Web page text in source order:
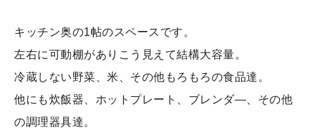
キッチン奥の1帖のスペースです。
左右に可動棚がありこう見えて結構大容量。
冷蔵しない野菜、米、その他もろもろの食品達。
他にも炊飯器、ホットプレート、ブレンダ―、その他
の調理器具達。